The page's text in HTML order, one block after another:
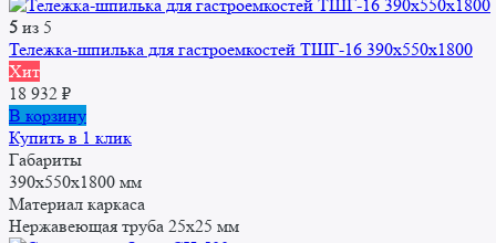
5 из 5
Тележка-шпилька для гастроемкостей ТШГ-16 390x550x1800
Хит
18 932 ₽
В корзину
Купить в 1 клик
Габариты
390x550x1800 мм
Материал каркаса
Нержавеющая труба 25x25 мм